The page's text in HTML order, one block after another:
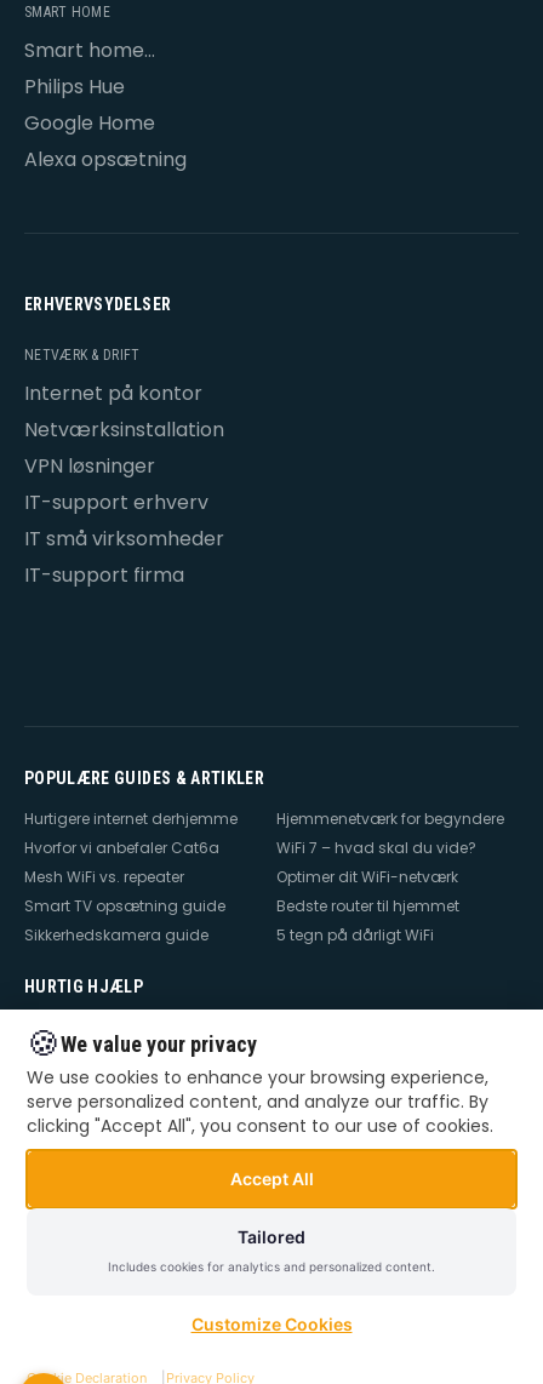
SMART HOME
Smart home
opsætning
Philips Hue
Google Home
Alexa opsætning
ERHVERVSYDELSER
NETVÆRK & DRIFT
Internet på kontor
Netværksinstallation
VPN løsninger
IT-support erhverv
IT små virksomheder
IT-support firma
POPULÆRE GUIDES & ARTIKLER
Hurtigere internet derhjemme
Hjemmenetværk for begyndere
Hvorfor vi anbefaler Cat6a
WiFi 7 – hvad skal du vide?
Mesh WiFi vs. repeater
Optimer dit WiFi-netværk
Smart TV opsætning guide
Bedste router til hjemmet
Sikkerhedskamera guide
5 tegn på dårligt WiFi
HURTIG HJÆLP
Hjælp til internet
Hjælp til TV
Hjælp til router
WiFi falder ud
TV der ikke virker
Dårlig WiFi
Mesh WiFi opsætning
Videoovervågning – privat &
Privatlivspolitik Handelsbetingelser
🍪We value your privacy
We use cookies to enhance your browsing experience,
serve personalized content, and analyze our traffic. By
clicking "Accept All", you consent to our use of cookies.
Accept All
Tailored
Includes cookies for analytics and personalized content.
Customize Cookies
Cookie Declaration Privacy Policy